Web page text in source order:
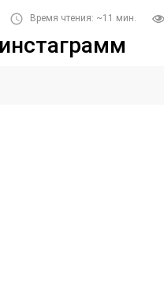
Время чтения: ~11 мин.